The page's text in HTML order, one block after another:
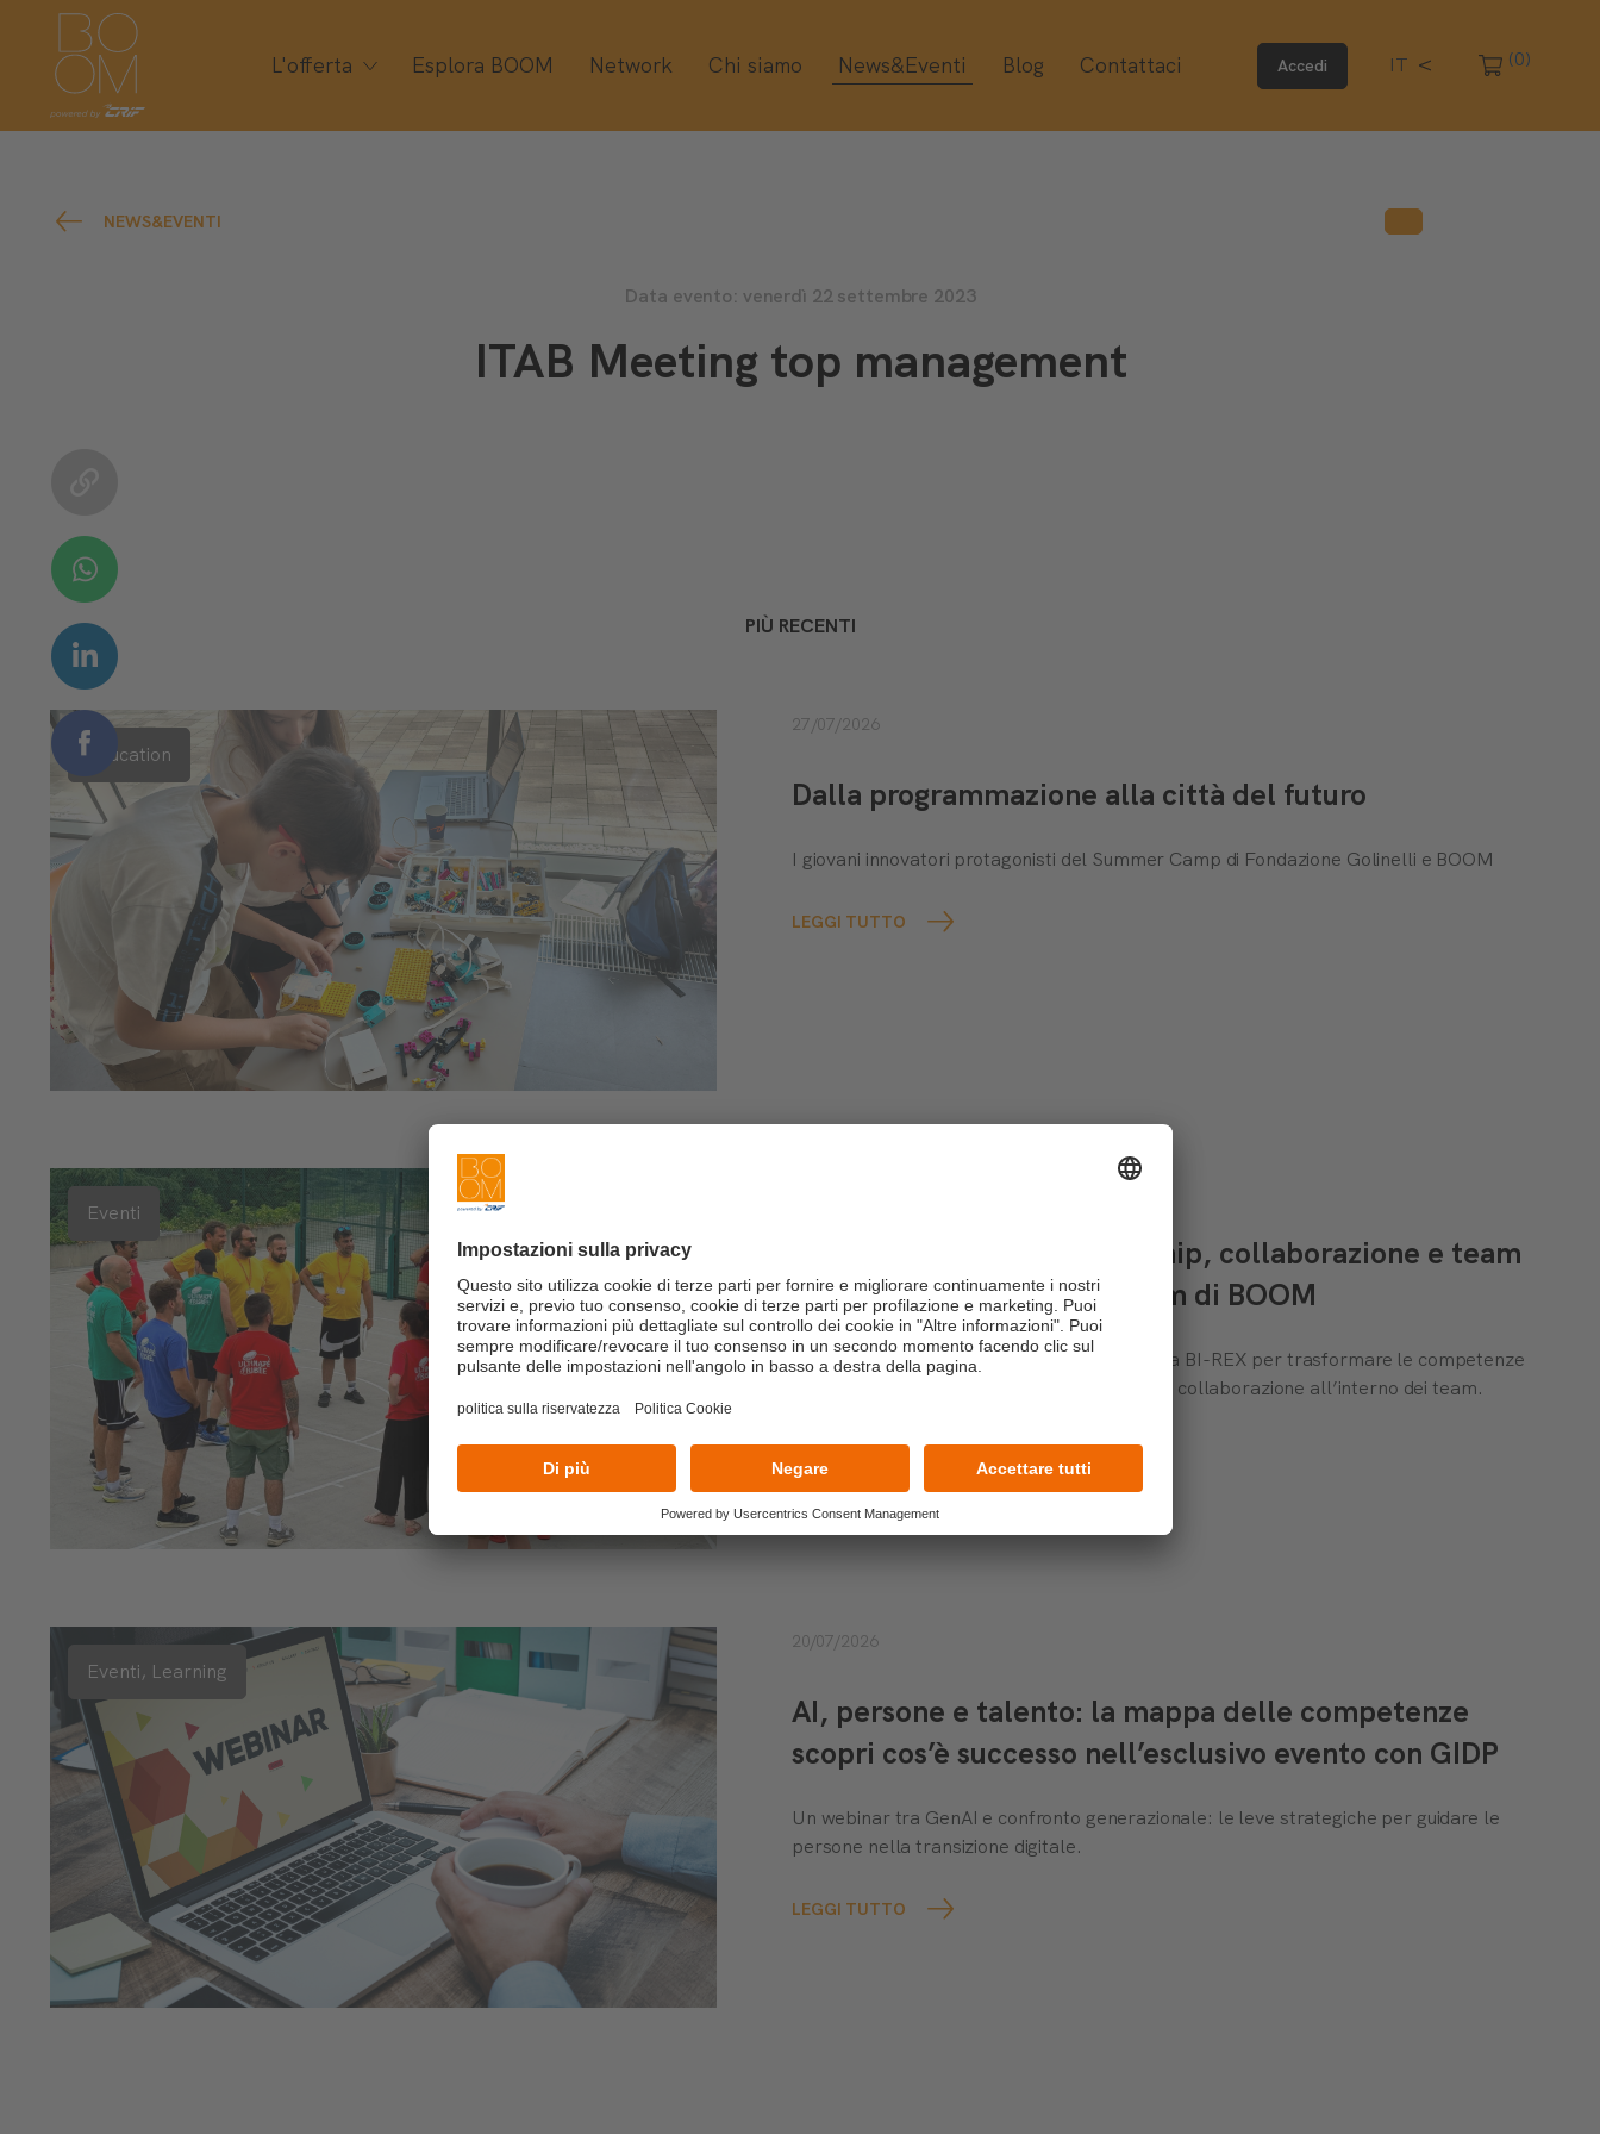
L'offerta Esplora BOOM Network Chi siamo News&Eventi Blog Contattaci Accedi IT (0)
NEWS&EVENTI
Data evento: venerdì 22 settembre 2023
ITAB Meeting top management
PIÙ RECENTI
Education
27/07/2026
Dalla programmazione alla città del futuro
I giovani innovatori protagonisti del Summer Camp di Fondazione Golinelli e BOOM
LEGGI TUTTO
Eventi
Dall’aula al campo: leadership, collaborazione e team
building con il Team Program di BOOM
Un’esperienza immersiva realizzata insieme a BI-REX per trasformare le competenze
manageriali in azioni concrete e rafforzare la collaborazione all’interno dei team.
LEGGI TUTTO
Eventi, Learning
20/07/2026
AI, persone e talento: la mappa delle competenze
scopri cos’è successo nell’esclusivo evento con GIDP
Un webinar tra GenAI e confronto generazionale: le leve strategiche per guidare le
persone nella transizione digitale.
LEGGI TUTTO